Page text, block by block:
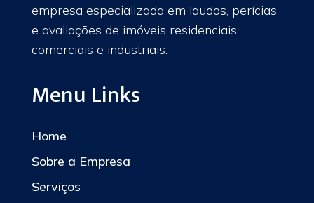
empresa especializada em laudos, perícias
e avaliações de imóveis residenciais,
comerciais e industriais.
Menu Links
Home
Sobre a Empresa
Serviços